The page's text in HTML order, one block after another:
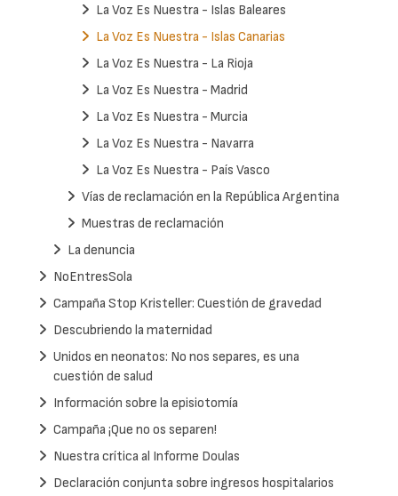
La Voz Es Nuestra - Islas Baleares
La Voz Es Nuestra - Islas Canarias
La Voz Es Nuestra - La Rioja
La Voz Es Nuestra - Madrid
La Voz Es Nuestra - Murcia
La Voz Es Nuestra - Navarra
La Voz Es Nuestra - País Vasco
Vías de reclamación en la República Argentina
Muestras de reclamación
La denuncia
NoEntresSola
Campaña Stop Kristeller: Cuestión de gravedad
Descubriendo la maternidad
Unidos en neonatos: No nos separes, es una
cuestión de salud
Información sobre la episiotomía
Campaña ¡Que no os separen!
Nuestra crítica al Informe Doulas
Declaración conjunta sobre ingresos hospitalarios